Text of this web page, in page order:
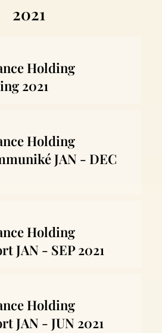
2021
Holding
2021
Holding
JAN - DEC
Holding
JAN - SEP 2021
Holding
JAN - JUN 2021